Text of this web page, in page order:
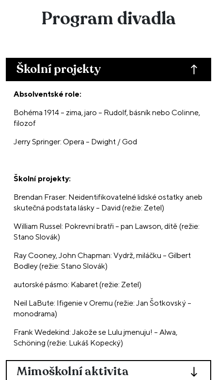
Školní projekty
Absolventské role:
Bohéma 1914 – zima, jaro – Rudolf, básník nebo Colinne,
filozof
Jerry Springer: Opera – Dwight / God
Školní projekty:
Brendan Fraser: Neidentifikovatelné lidské ostatky aneb
skutečná podstata lásky – David (režie: Zetel)
William Russel: Pokrevní bratři – pan Lawson, dítě (režie:
Stano Slovák)
Ray Cooney, John Chapman: Vydrž, miláčku – Gilbert
Bodley (režie: Stano Slovák)
autorské pásmo: Kabaret (režie: Zetel)
Neil LaBute: Ifigenie v Oremu (režie: Jan Šotkovský –
monodrama)
Frank Wedekind: Jakože se Lulu jmenuju! – Alwa,
Schöning (režie: Lukáš Kopecký)
Mimoškolní aktivita
Program divadla